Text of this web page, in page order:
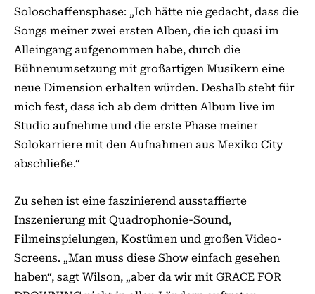
Soloschaffensphase: „Ich hätte nie gedacht, dass die
Songs meiner zwei ersten Alben, die ich quasi im
Alleingang aufgenommen habe, durch die
Bühnenumsetzung mit großartigen Musikern eine
neue Dimension erhalten würden. Deshalb steht für
mich fest, dass ich ab dem dritten Album live im
Studio aufnehme und die erste Phase meiner
Solokarriere mit den Aufnahmen aus Mexiko City
abschließe.“
Zu sehen ist eine faszinierend ausstaffierte
Inszenierung mit Quadrophonie-Sound,
Filmeinspielungen, Kostümen und großen Video-
Screens. „Man muss diese Show einfach gesehen
haben“, sagt Wilson, „aber da wir mit GRACE FOR